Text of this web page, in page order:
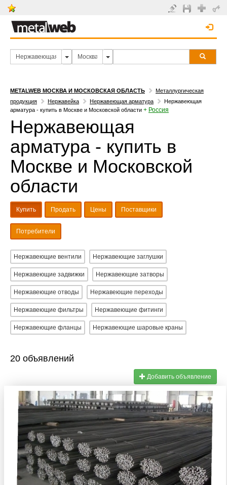
METALWEB МОСКВА И МОСКОВСКАЯ ОБЛАСТЬ
Металлургическая
продукция
Нержавейка Нержавеющая арматура
Нержавеющая
арматура - купить в Москве и Московской области + Россия
Нержавеющая
арматура - купить в
Москве и Московской
области
Купить Продать Цены Поставщики
Потребители
Нержавеющие вентили Нержавеющие заглушки
Нержавеющие задвижки Нержавеющие затворы
Нержавеющие отводы Нержавеющие переходы
Нержавеющие фильтры Нержавеющие фитинги
Нержавеющие фланцы Нержавеющие шаровые краны
20 объявлений
Добавить объявление